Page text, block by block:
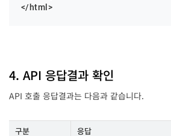
</html>
4. API 응답결과 확인
API 호출 응답결과는 다음과 같습니다.
구분 응답